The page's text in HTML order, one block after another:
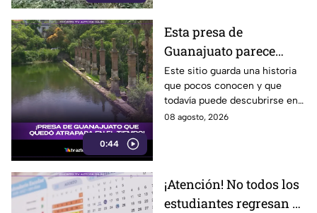
0:44
Esta presa de
Guanajuato parece
haberse quedado
atrapada en el tiempo;
¿cuál es?
Este sitio guarda una historia
que pocos conocen y que
todavía puede descubrirse en
Guanajuato.
08 agosto, 2026
¡Atención! No todos los
estudiantes regresan a